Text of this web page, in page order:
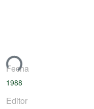
Fecha
1988
Editor